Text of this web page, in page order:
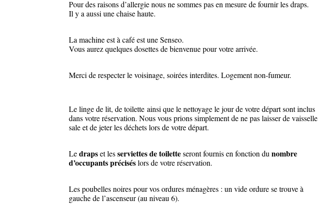
Pour des raisons d’allergie nous ne sommes pas en mesure de fournir les draps.
Il y a aussi une chaise haute.
La machine est à café est une Senseo.
Vous aurez quelques dosettes de bienvenue pour votre arrivée.
Merci de respecter le voisinage, soirées interdites. Logement non-fumeur.
Le linge de lit, de toilette ainsi que le nettoyage le jour de votre départ sont inclus
dans votre réservation. Nous vous prions simplement de ne pas laisser de vaisselle
sale et de jeter les déchets lors de votre départ.
Ledrapset lesserviettes de toiletteseront fournis en fonction du nombre
d’occupantspréciséslors de votre réservation.
Les poubelles noires pour vos ordures ménagères : un vide ordure se trouve à
gauche de l’ascenseur (au niveau 6).